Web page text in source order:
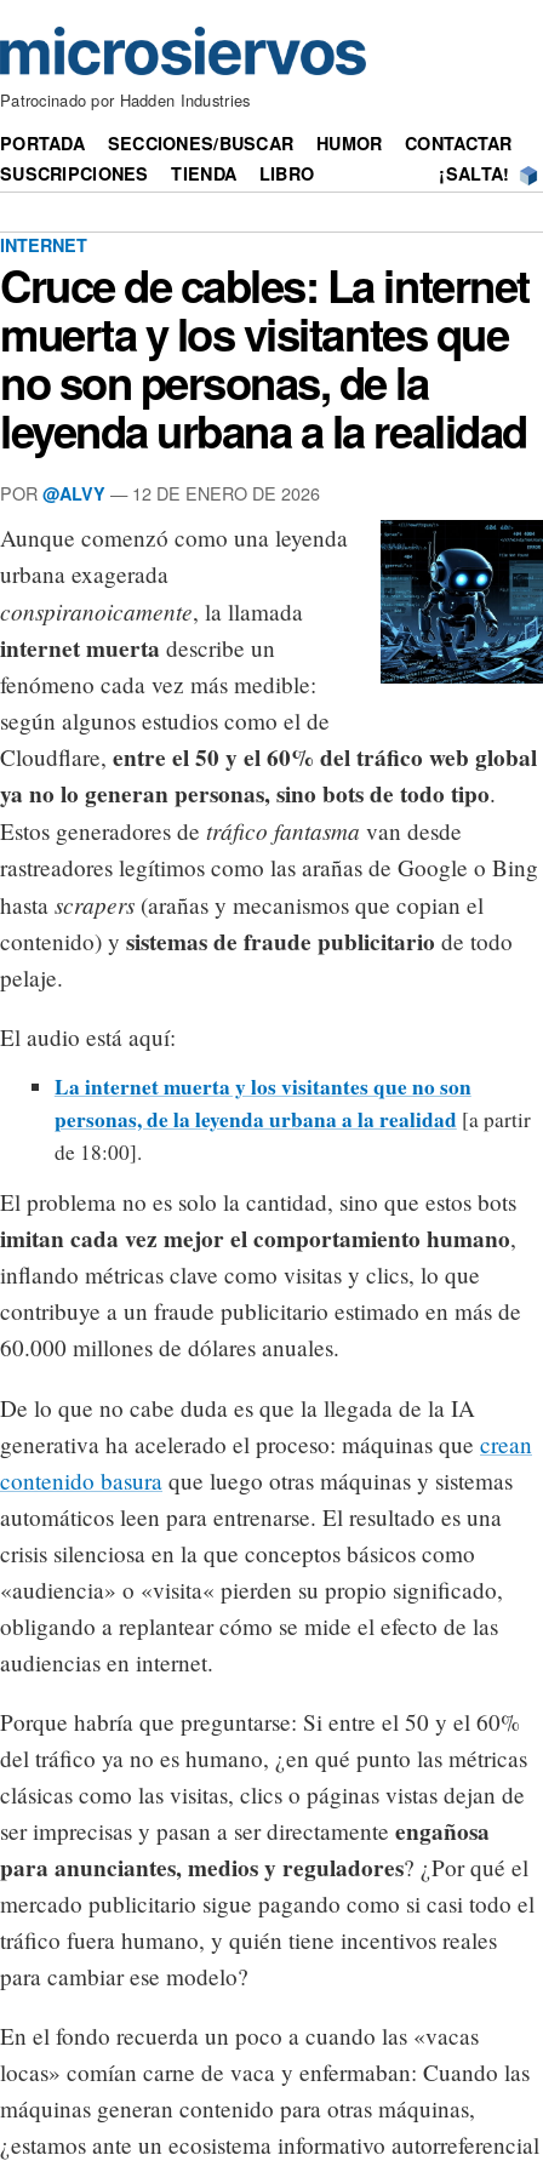
Patrocinado por Hadden Industries
PORTADA SECCIONES/BUSCAR HUMOR
CONTACTAR
SUSCRIPCIONES
TIENDA LIBRO ¡SALTA!
INTERNET
Cruce de cables: La internet
muerta y los visitantes que
no son personas, de la
leyenda urbana a la realidad
POR @ALVY — 12 DE ENERO DE 2026
Aunque comenzó como una leyenda
urbana exagerada
conspiranoicamente, la llamada
internet muerta describe un
fenómeno cada vez más medible:
según algunos estudios como el de
Cloudflare, entre el 50 y el 60% del tráfico web global
ya no lo generan personas, sino bots de todo tipo.
Estos generadores de tráfico fantasma van desde
rastreadores legítimos como las arañas de Google o Bing
hasta scrapers (arañas y mecanismos que copian el
contenido) y sistemas de fraude publicitario de todo
pelaje.
El audio está aquí:
La internet muerta y los visitantes que no son
personas, de la leyenda urbana a la realidad [a partir
de 18:00].
El problema no es solo la cantidad, sino que estos bots
imitan cada vez mejor el comportamiento humano,
inflando métricas clave como visitas y clics, lo que
contribuye a un fraude publicitario estimado en más de
60.000 millones de dólares anuales.
De lo que no cabe duda es que la llegada de la IA
generativa ha acelerado el proceso: máquinas que crean
contenido basura que luego otras máquinas y sistemas
automáticos leen para entrenarse. El resultado es una
crisis silenciosa en la que conceptos básicos como
«audiencia» o «visita« pierden su propio significado,
obligando a replantear cómo se mide el efecto de las
audiencias en internet.
Porque habría que preguntarse: Si entre el 50 y el 60%
del tráfico ya no es humano, ¿en qué punto las métricas
clásicas como las visitas, clics o páginas vistas dejan de
ser imprecisas y pasan a ser directamente engañosa
para anunciantes, medios y reguladores? ¿Por qué el
mercado publicitario sigue pagando como si casi todo el
tráfico fuera humano, y quién tiene incentivos reales
para cambiar ese modelo?
En el fondo recuerda un poco a cuando las «vacas
locas» comían carne de vaca y enfermaban: Cuando las
máquinas generan contenido para otras máquinas,
¿estamos ante un ecosistema informativo autorreferencial